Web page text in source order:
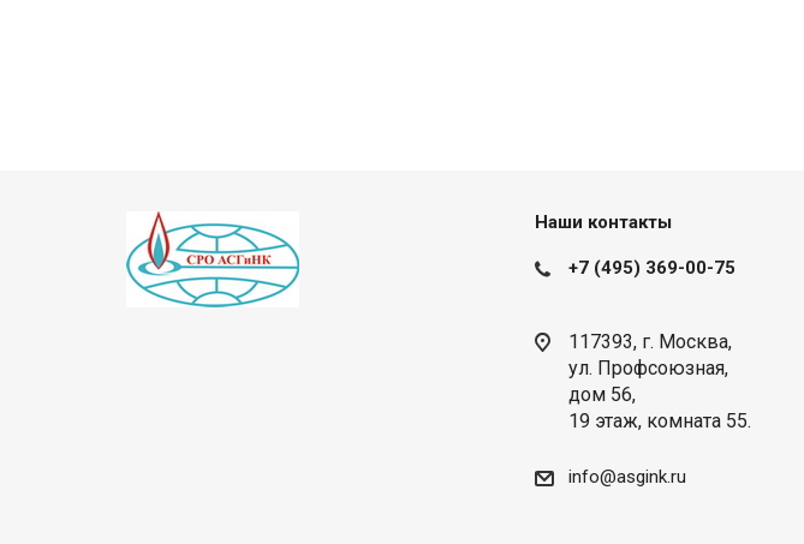
Наши контакты
+7 (495) 369-00-75
117393, г. Москва,
ул. Профсоюзная,
дом 56,
19 этаж, комната 55.
info@asgink.ru